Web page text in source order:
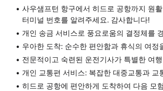
사우샘프턴 항구에서 히드로 공항까지 원
터미널 번호를 알려주세요. 감사합니다!
개인 송금 서비스로 풍요로움의 결정체를
우아한 도착: 순수한 편안함과 휴식의 여정
전문적이고 숙련된 운전기사가 특별한 여
개인 교통편 서비스: 복잡한 대중교통과 교
히드로 공항에 편안하게 도착하여 다음 모